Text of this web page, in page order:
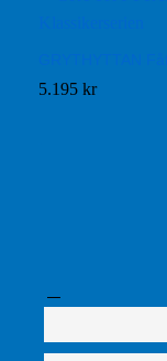
5.195 kr